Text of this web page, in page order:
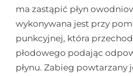
ma zastąpić płyn
wykonywana jest przy
punkcyjnej, która
płodowego podając
płynu. Zabieg powtarzany